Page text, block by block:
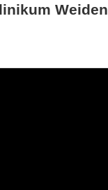
Weiden